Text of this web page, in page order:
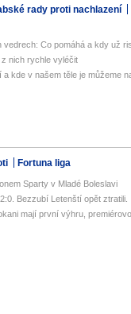
rady proti nachlazení
Co pomáhá a kdy už
nich rychle vyléčit
kde v našem těle je můžeme
Fortuna liga
Sparty v Mladé Boleslavi
Bezzubí Letenští opět ztratili.
mají první výhru,